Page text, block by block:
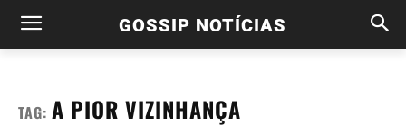
GOSSIP NOTÍCIAS
TAG: A PIOR VIZINHANÇA